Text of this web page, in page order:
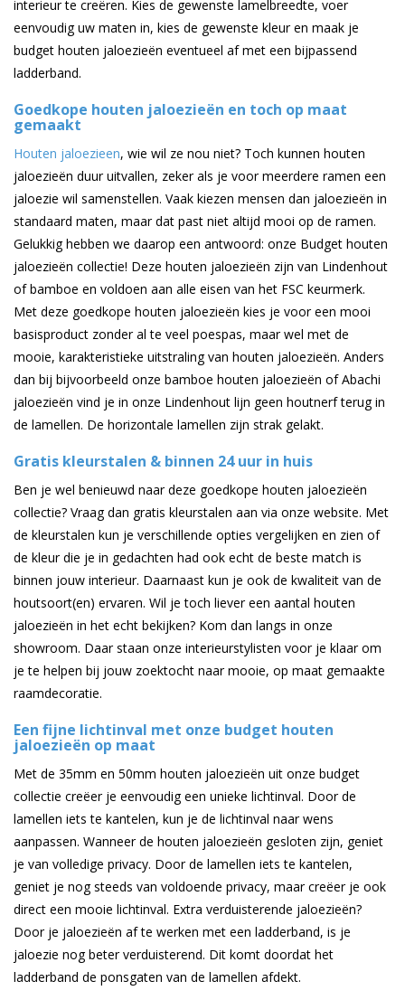
interieur te creëren. Kies de gewenste lamelbreedte, voer
eenvoudig uw maten in, kies de gewenste kleur en maak je
budget houten jaloezieën eventueel af met een bijpassend
ladderband.
Goedkope houten jaloezieën en toch op maat
gemaakt
Houten jaloezieen, wie wil ze nou niet? Toch kunnen houten
jaloezieën duur uitvallen, zeker als je voor meerdere ramen een
jaloezie wil samenstellen. Vaak kiezen mensen dan jaloezieën in
standaard maten, maar dat past niet altijd mooi op de ramen.
Gelukkig hebben we daarop een antwoord: onze Budget houten
jaloezieën collectie! Deze houten jaloezieën zijn van Lindenhout
of bamboe en voldoen aan alle eisen van het FSC keurmerk.
Met deze goedkope houten jaloezieën kies je voor een mooi
basisproduct zonder al te veel poespas, maar wel met de
mooie, karakteristieke uitstraling van houten jaloezieën. Anders
dan bij bijvoorbeeld onze bamboe houten jaloezieën of Abachi
jaloezieën vind je in onze Lindenhout lijn geen houtnerf terug in
de lamellen. De horizontale lamellen zijn strak gelakt.
Gratis kleurstalen & binnen 24 uur in huis
Ben je wel benieuwd naar deze goedkope houten jaloezieën
collectie? Vraag dan gratis kleurstalen aan via onze website. Met
de kleurstalen kun je verschillende opties vergelijken en zien of
de kleur die je in gedachten had ook echt de beste match is
binnen jouw interieur. Daarnaast kun je ook de kwaliteit van de
houtsoort(en) ervaren. Wil je toch liever een aantal houten
jaloezieën in het echt bekijken? Kom dan langs in onze
showroom. Daar staan onze interieurstylisten voor je klaar om
je te helpen bij jouw zoektocht naar mooie, op maat gemaakte
raamdecoratie.
Een fijne lichtinval met onze budget houten
jaloezieën op maat
Met de 35mm en 50mm houten jaloezieën uit onze budget
collectie creëer je eenvoudig een unieke lichtinval. Door de
lamellen iets te kantelen, kun je de lichtinval naar wens
aanpassen. Wanneer de houten jaloezieën gesloten zijn, geniet
je van volledige privacy. Door de lamellen iets te kantelen,
geniet je nog steeds van voldoende privacy, maar creëer je ook
direct een mooie lichtinval. Extra verduisterende jaloezieën?
Door je jaloezieën af te werken met een ladderband, is je
jaloezie nog beter verduisterend. Dit komt doordat het
ladderband de ponsgaten van de lamellen afdekt.